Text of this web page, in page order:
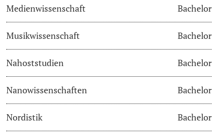
Sprachenzentrum
Lernbörse
Lernräume
Medienwissenschaft Bachelor
Musikwissenschaft Bachelor
Nahoststudien Bachelor
Nanowissenschaften Bachelor
Nordistik Bachelor